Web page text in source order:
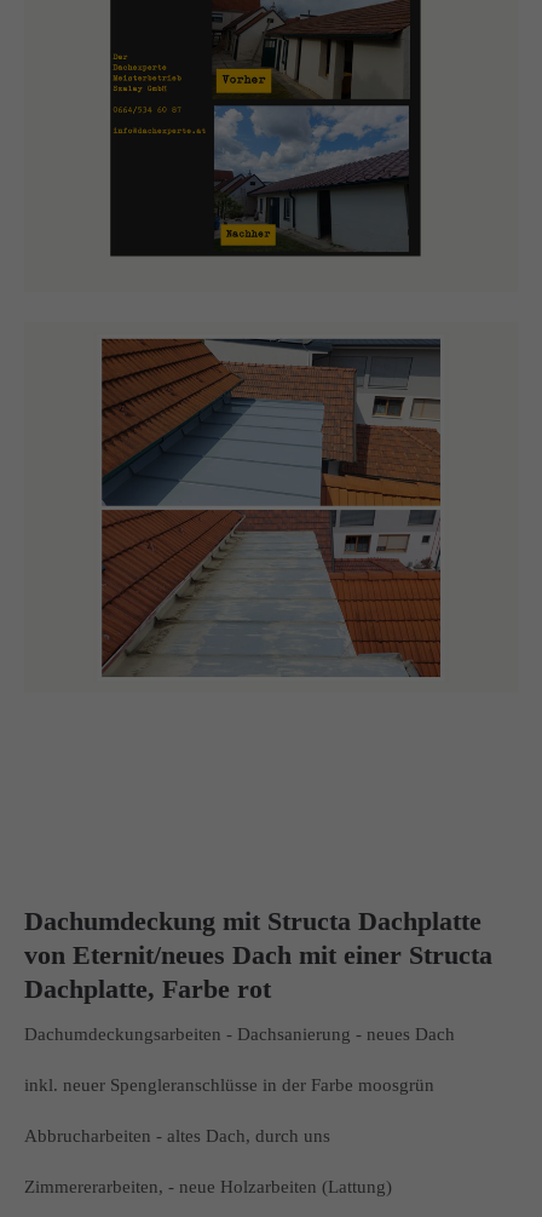
Dachumdeckung mit Structa Dachplatte
von Eternit/neues Dach mit einer Structa
Dachplatte, Farbe rot
Dachumdeckungsarbeiten - Dachsanierung - neues Dach
inkl. neuer Spengleranschlüsse in der Farbe moosgrün
Abbrucharbeiten - altes Dach, durch uns
Zimmererarbeiten, - neue Holzarbeiten (Lattung)